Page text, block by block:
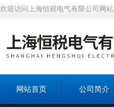
欢迎访问上海恒税电气有限公司网站
网站首页 公司简介